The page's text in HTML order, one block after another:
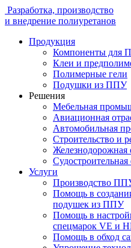
Разработка, производство
и внедрение полиуретанов
Продукция
Компоненты для
Клеи и
Полимерные гели
Подушки из ППУ
Решения
Мебельная
Авиационная
Автомобильная
Строительство и
Железнодорожная
Судостроительная
Услуги
Производство
Помощь в
подушек из ППУ
Помощь в
спецмарок VE и
Помощь в обход